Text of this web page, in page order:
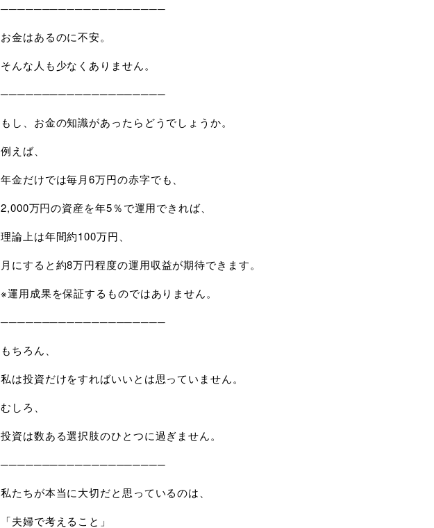
────────────────────
お金はあるのに不安。
そんな人も少なくありません。
────────────────────
もし、お金の知識があったらどうでしょうか。
例えば、
年金だけでは毎月6万円の赤字でも、
2,000万円の資産を年5％で運用できれば、
理論上は年間約100万円、
月にすると約8万円程度の運用収益が期待できます。
※運用成果を保証するものではありません。
────────────────────
もちろん、
私は投資だけをすればいいとは思っていません。
むしろ、
投資は数ある選択肢のひとつに過ぎません。
────────────────────
私たちが本当に大切だと思っているのは、
「夫婦で考えること」